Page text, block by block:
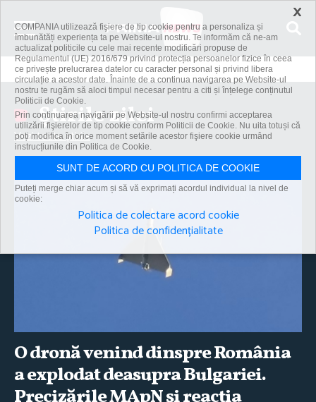
Știrile zilei
Vezi toate știrile
O dronă venind dinspre România
a explodat deasupra Bulgariei.
Precizările MApN şi reacţia
×
COMPANIA utilizează fişiere de tip cookie pentru a personaliza și
îmbunătăți experiența ta pe Website-ul nostru. Te informăm că ne-am
actualizat politicile cu cele mai recente modificări propuse de
Regulamentul (UE) 2016/679 privind protecția persoanelor fizice în ceea
ce privește prelucrarea datelor cu caracter personal și privind libera
circulație a acestor date. Înainte de a continua navigarea pe Website-ul
nostru te rugăm să aloci timpul necesar pentru a citi și înțelege conținutul
Politicii de Cookie.
Prin continuarea navigării pe Website-ul nostru confirmi acceptarea
utilizării fişierelor de tip cookie conform Politicii de Cookie. Nu uita totuși că
poți modifica în orice moment setările acestor fişiere cookie urmând
instrucțiunile din Politica de Cookie.
SUNT DE ACORD CU POLITICA DE COOKIE
Puteți merge chiar acum și să vă exprimați acordul individual la nivel de
cookie:
Politica de colectare acord cookie
Politica de confidențialitate